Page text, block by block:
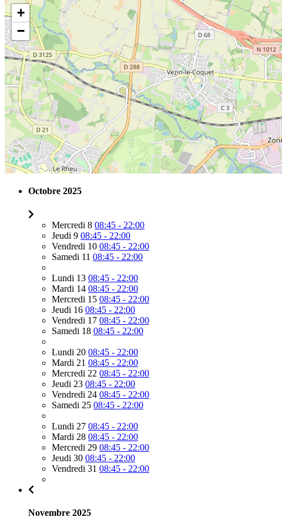
+
−
Octobre 2025
Mercredi 8 08:45 - 22:00
Jeudi 9 08:45 - 22:00
Vendredi 10 08:45 - 22:00
Samedi 11 08:45 - 22:00
Lundi 13 08:45 - 22:00
Mardi 14 08:45 - 22:00
Mercredi 15 08:45 - 22:00
Jeudi 16 08:45 - 22:00
Vendredi 17 08:45 - 22:00
Samedi 18 08:45 - 22:00
Lundi 20 08:45 - 22:00
Mardi 21 08:45 - 22:00
Mercredi 22 08:45 - 22:00
Jeudi 23 08:45 - 22:00
Vendredi 24 08:45 - 22:00
Samedi 25 08:45 - 22:00
Lundi 27 08:45 - 22:00
Mardi 28 08:45 - 22:00
Mercredi 29 08:45 - 22:00
Jeudi 30 08:45 - 22:00
Vendredi 31 08:45 - 22:00
Novembre 2025